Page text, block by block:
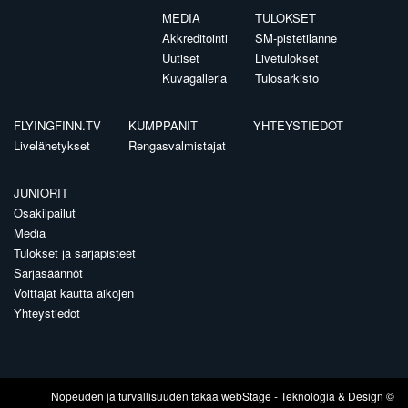
MEDIA
Akkreditointi
Uutiset
Kuvagalleria
TULOKSET
SM-pistetilanne
Livetulokset
Tulosarkisto
FLYINGFINN.TV
Livelähetykset
KUMPPANIT
Rengasvalmistajat
YHTEYSTIEDOT
JUNIORIT
Osakilpailut
Media
Tulokset ja sarjapisteet
Sarjasäännöt
Voittajat kautta aikojen
Yhteystiedot
Nopeuden ja turvallisuuden takaa webStage- Teknologia & Design ©